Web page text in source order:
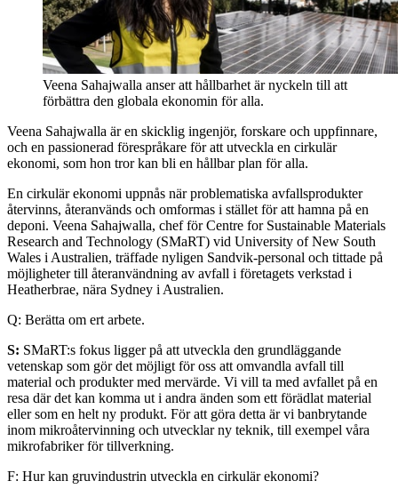
Veena Sahajwalla anser att hållbarhet är nyckeln till att
förbättra den globala ekonomin för alla.
Veena Sahajwalla är en skicklig ingenjör, forskare och uppfinnare,
och en passionerad förespråkare för att utveckla en cirkulär
ekonomi, som hon tror kan bli en hållbar plan för alla.
En cirkulär ekonomi uppnås när problematiska avfallsprodukter
återvinns, återanvänds och omformas i stället för att hamna på en
deponi. Veena Sahajwalla, chef för Centre for Sustainable Materials
Research and Technology (SMaRT) vid University of New South
Wales i Australien, träffade nyligen Sandvik-personal och tittade på
möjligheter till återanvändning av avfall i företagets verkstad i
Heatherbrae, nära Sydney i Australien.
Q: Berätta om ert arbete.
S: SMaRT:s fokus ligger på att utveckla den grundläggande
vetenskap som gör det möjligt för oss att omvandla avfall till
material och produkter med mervärde. Vi vill ta med avfallet på en
resa där det kan komma ut i andra änden som ett förädlat material
eller som en helt ny produkt. För att göra detta är vi banbrytande
inom mikroåtervinning och utvecklar ny teknik, till exempel våra
mikrofabriker för tillverkning.
F: Hur kan gruvindustrin utveckla en cirkulär ekonomi?